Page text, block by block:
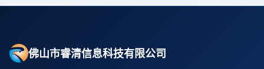
佛山市睿清信息科技有限公司